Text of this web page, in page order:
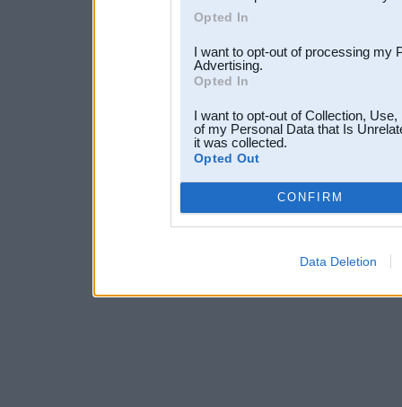
Opted In
I want to opt-out of processing my
Advertising.
Opted In
I want to opt-out of Collection,
of my Personal Data that Is
it was collected.
Opted Out
CONFIRM
Data Deletion